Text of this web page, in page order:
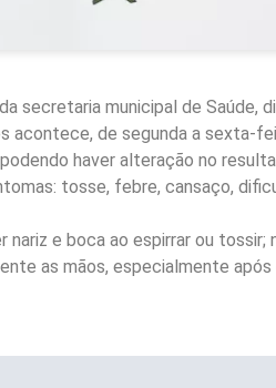
secretaria municipal de Saúde,
acontece, de segunda a sexta-
haver alteração no
tosse, febre, cansaço,
nariz e boca ao espirrar ou
as mãos, especialmente